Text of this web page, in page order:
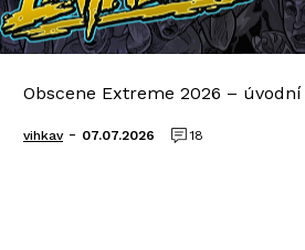
Obscene Extreme 2026 –
vihkav- 07.07.2026 18